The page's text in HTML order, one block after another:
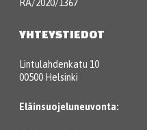
RA/2020/1367
YHTEYSTIEDOT
Lintulahdenkatu 10
00500 Helsinki
Eläinsuojeluneuvonta: